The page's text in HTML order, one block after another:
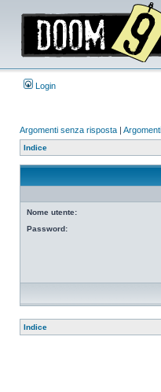
Login
Argomenti senza risposta |
Indice
Nome utente:
Password:
Indice